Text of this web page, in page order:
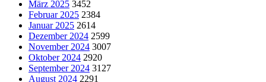
März 2025 3452
Februar 2025 2384
Januar 2025 2614
Dezember 2024 2599
November 2024 3007
Oktober 2024 2920
September 2024 3127
August 2024 2291